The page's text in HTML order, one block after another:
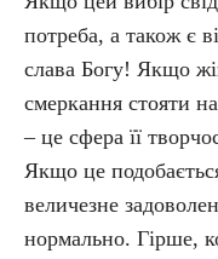
потреба, а також є
слава Богу! Якщо
смеркання стояти
– це сфера її
Якщо це
величезне
нормально. Гірше,